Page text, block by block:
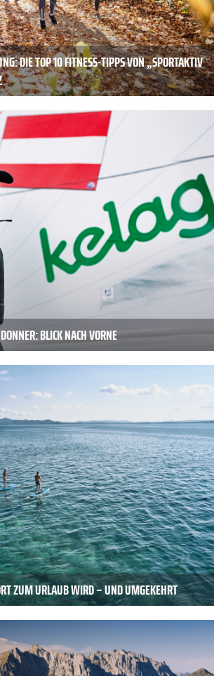
DIE TOP 10 FITNESS-TIPPS VON „SPORTAKTIV
BLICK NACH VORNE
ZUM URLAUB WIRD – UND UMGEKEHRT